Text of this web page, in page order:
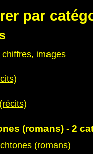
par
images
(romans) - 2
(romans)